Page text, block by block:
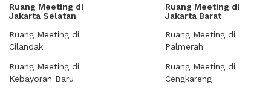
Ruang Meeting di
Jakarta Selatan
Ruang Meeting di
Cilandak
Ruang Meeting di
Kebayoran Baru
Ruang Meeting di
Jakarta Barat
Ruang Meeting di
Palmerah
Ruang Meeting di
Cengkareng